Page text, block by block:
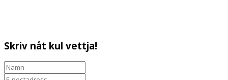
Skriv nåt kul vettja!